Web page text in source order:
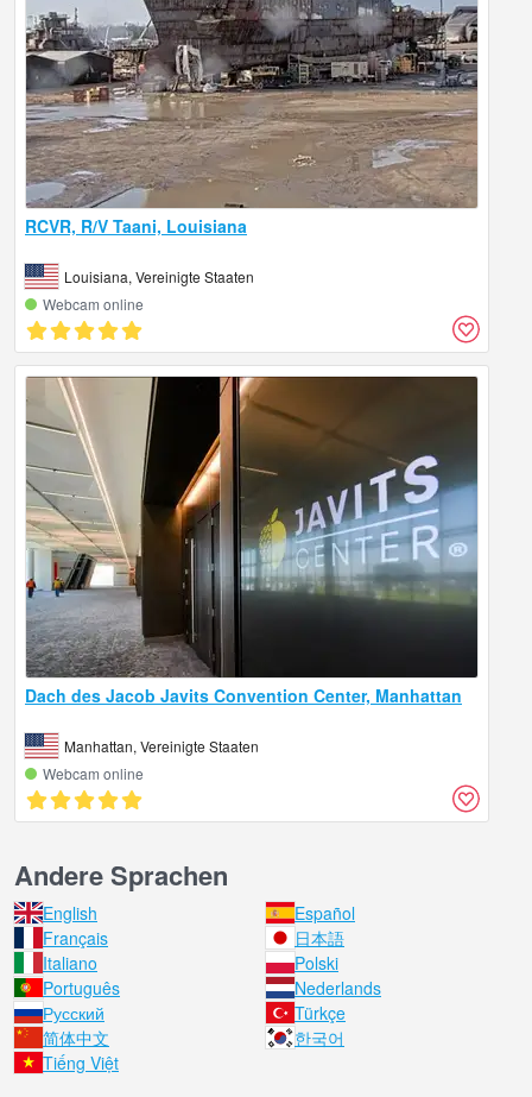
RCVR, R/V Taani, Louisiana
Louisiana, Vereinigte Staaten
Webcam online
Dach des Jacob Javits Convention Center, Manhattan
Manhattan, Vereinigte Staaten
Webcam online
Andere Sprachen
English
Español
Français
日本語
Italiano
Polski
Português
Nederlands
Русский
Türkçe
简体中文
한국어
Tiếng Việt